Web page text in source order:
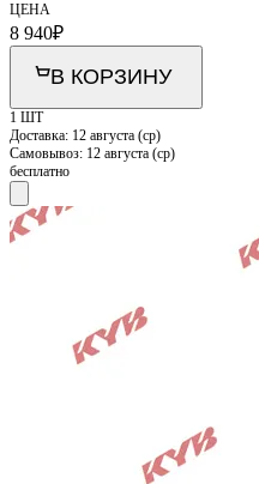
ЦЕНА
8 940₽
В КОРЗИНУ
1 ШТ
Доставка: 12 августа (ср)
Самовывоз: 12 августа (ср)
бесплатно